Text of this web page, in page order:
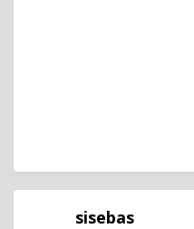
sisebas